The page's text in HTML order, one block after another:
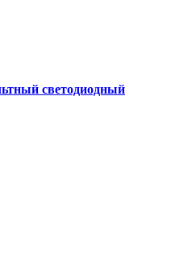
светодиодный